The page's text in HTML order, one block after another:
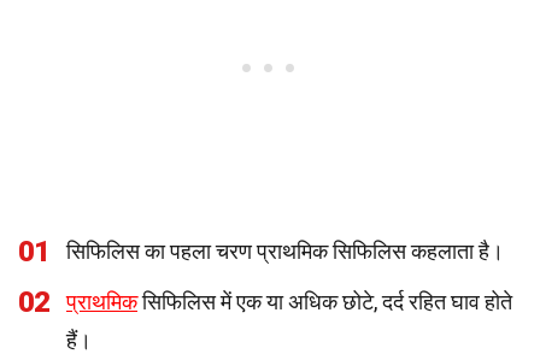
01 सिफिलिस का पहला चरण प्राथमिक सिफिलिस कहलाता है।
02 प्राथमिकसिफिलिस में एक या अधिक छोटे, दर्द रहित घाव होते
हैं।